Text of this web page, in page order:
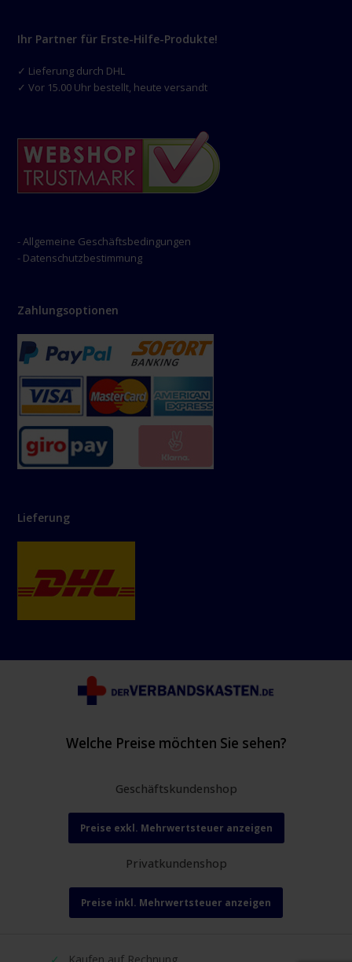
Ihr Partner für Erste-Hilfe-Produkte!
✓ Lieferung durch DHL
✓ Vor 15.00 Uhr bestellt, heute versandt
- Allgemeine Geschäftsbedingungen
- Datenschutzbestimmung
Zahlungsoptionen
Lieferung
Welche Preise möchten Sie sehen?
Geschäftskundenshop
Preise exkl. Mehrwertsteuer anzeigen
Privatkundenshop
Preise inkl. Mehrwertsteuer anzeigen
Kaufen auf Rechnung